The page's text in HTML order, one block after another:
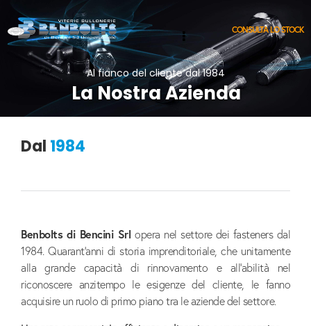
CONSULTA LO STOCK
Al fianco del cliente dal 1984
LaNostraAzienda
Dal 1984
Benbolts di Bencini Srlopera nel settore dei fasteners dal
1984. Quarant’anni di storia imprenditoriale, che unitamente
alla grande capacità di rinnovamento e all’abilità nel
riconoscere anzitempo le esigenze del cliente, le fanno
acquisire un ruolo di primo piano tra le aziende del settore.